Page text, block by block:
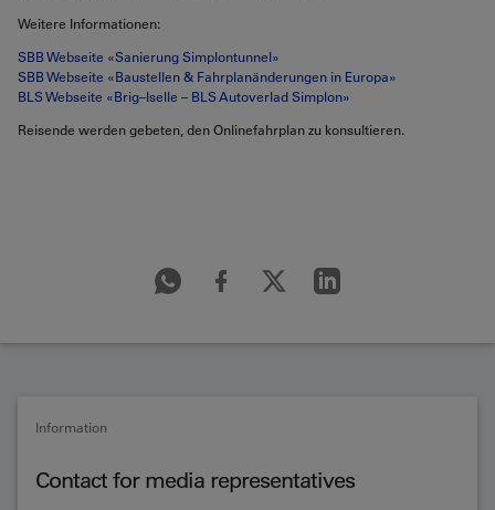
Weitere Informationen:
SBB Webseite «Sanierung Simplontunnel»
SBB Webseite «Baustellen & Fahrplanänderungen in Europa»
BLS Webseite «Brig–Iselle – BLS Autoverlad Simplon»
Reisende werden gebeten, den Onlinefahrplan zu konsultieren.
Information
Contact for media representatives